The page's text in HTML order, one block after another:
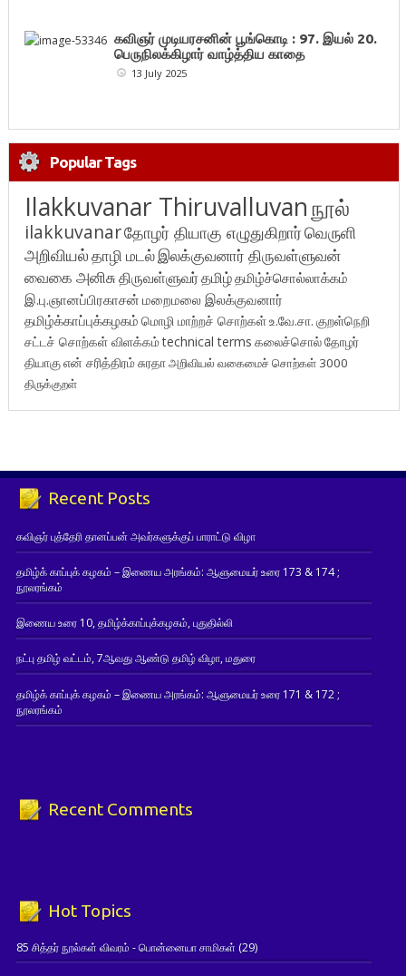
கவிஞர் முடியரசனின் பூங்கொடி : 97. இயல் 20.
பெருநிலக்கிழார் வாழ்த்திய காதை
13 July 2025
Popular Tags
Ilakkuvanar Thiruvalluvanநூல்
ilakkuvanarதோழர் தியாகு எழுதுகிறார்வெருளி
அறிவியல்தாழி மடல்இலக்குவனார் திருவள்ளுவன்
வைகை அனிசுதிருவள்ளுவர்தமிழ்தமிழ்ச்சொல்லாக்கம்
இ.பு.ஞானப்பிரகாசன் மறைமலை இலக்குவனார்
தமிழ்க்காப்புக்கழகம் மொழி மாற்றச் சொற்கள்உ.வே.சா. குறள்நெறி
சட்டச் சொற்கள் விளக்கம்technical terms கலைச்சொல்தோழர்
தியாகுஎன் சரித்திரம்சுரதாஅறிவியல் வகைமைச் சொற்கள் 3000
திருக்குறள்
Recent Posts
கவிஞர் புத்தேரி தானப்பன் அவர்களுக்குப் பாராட்டு விழா
தமிழ்க் காப்புக் கழகம் – இணைய அரங்கம்: ஆளுமையர் உரை 173 & 174 ;
நூலரங்கம்
இணைய உரை 10, தமிழ்க்காப்புக்கழகம், புதுதில்லி
நட்பு தமிழ் வட்டம், 7ஆவது ஆண்டு தமிழ் விழா, மதுரை
தமிழ்க் காப்புக் கழகம் – இணைய அரங்கம்: ஆளுமையர் உரை 171 & 172 ;
நூலரங்கம்
Recent Comments
Hot Topics
85 சித்தர் நூல்கள் விவரம் - பொன்னையா சாமிகள் (29)